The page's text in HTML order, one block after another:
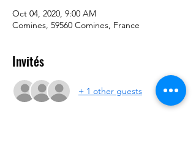
Oct 04, 2020, 9:00 AM
Comines, 59560 Comines, France
Invités
+ 1 other guests